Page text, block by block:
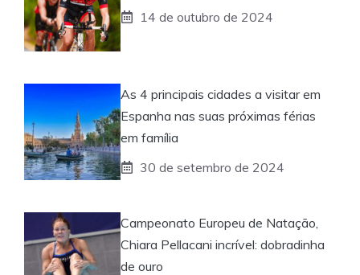
14 de outubro de 2024
As 4 principais cidades a visitar em
Espanha nas suas próximas férias
em família
30 de setembro de 2024
Campeonato Europeu de Natação,
Chiara Pellacani incrível: dobradinha
de ouro